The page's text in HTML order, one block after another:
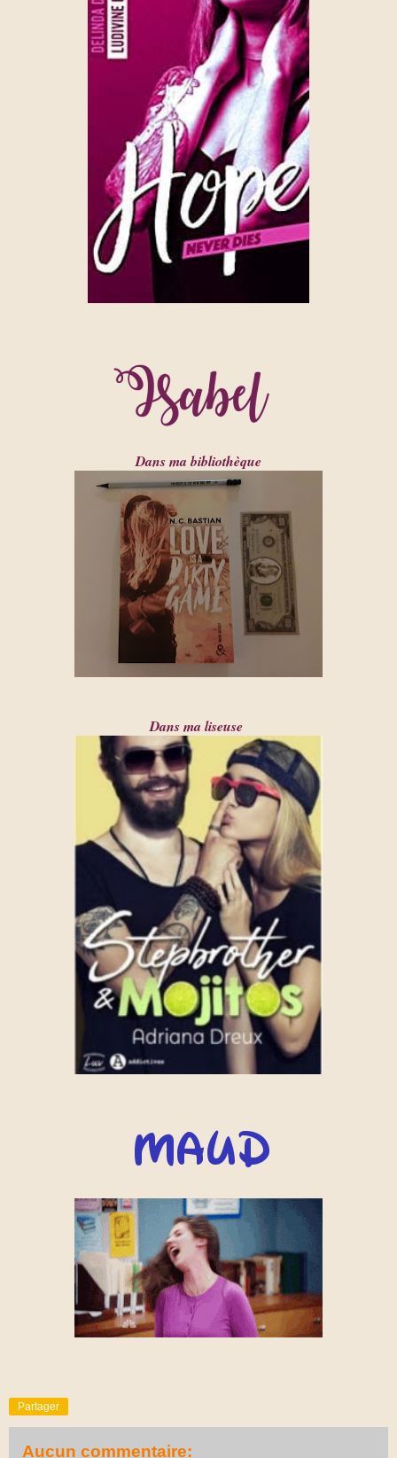
Dans ma bibliothèque
Dans ma liseuse
Partager
Aucun commentaire: